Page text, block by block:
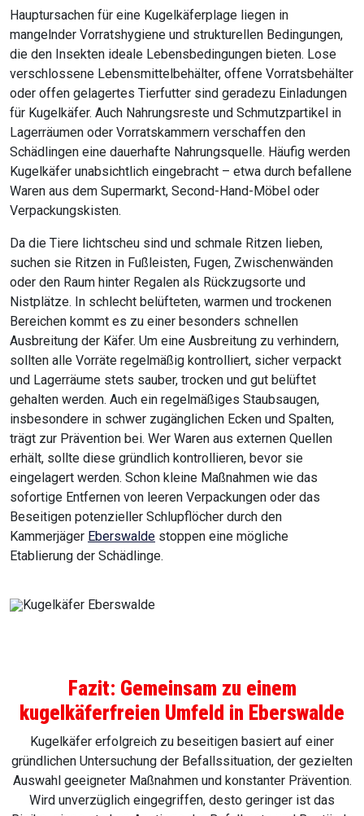
Hauptursachen für eine Kugelkäferplage liegen in
mangelnder Vorratshygiene und strukturellen Bedingungen,
die den Insekten ideale Lebensbedingungen bieten. Lose
verschlossene Lebensmittelbehälter, offene Vorratsbehälter
oder offen gelagertes Tierfutter sind geradezu Einladungen
für Kugelkäfer. Auch Nahrungsreste und Schmutzpartikel in
Lagerräumen oder Vorratskammern verschaffen den
Schädlingen eine dauerhafte Nahrungsquelle. Häufig werden
Kugelkäfer unabsichtlich eingebracht – etwa durch befallene
Waren aus dem Supermarkt, Second-Hand-Möbel oder
Verpackungskisten.
Da die Tiere lichtscheu sind und schmale Ritzen lieben,
suchen sie Ritzen in Fußleisten, Fugen, Zwischenwänden
oder den Raum hinter Regalen als Rückzugsorte und
Nistplätze. In schlecht belüfteten, warmen und trockenen
Bereichen kommt es zu einer besonders schnellen
Ausbreitung der Käfer. Um eine Ausbreitung zu verhindern,
sollten alle Vorräte regelmäßig kontrolliert, sicher verpackt
und Lagerräume stets sauber, trocken und gut belüftet
gehalten werden. Auch ein regelmäßiges Staubsaugen,
insbesondere in schwer zugänglichen Ecken und Spalten,
trägt zur Prävention bei. Wer Waren aus externen Quellen
erhält, sollte diese gründlich kontrollieren, bevor sie
eingelagert werden. Schon kleine Maßnahmen wie das
sofortige Entfernen von leeren Verpackungen oder das
Beseitigen potenzieller Schlupflöcher durch den
Kammerjäger Eberswalde stoppen eine mögliche
Etablierung der Schädlinge.
Fazit: Gemeinsam zu einem
kugelkäferfreien Umfeld in Eberswalde
Kugelkäfer erfolgreich zu beseitigen basiert auf einer
gründlichen Untersuchung der Befallssituation, der gezielten
Auswahl geeigneter Maßnahmen und konstanter Prävention.
Wird unverzüglich eingegriffen, desto geringer ist das